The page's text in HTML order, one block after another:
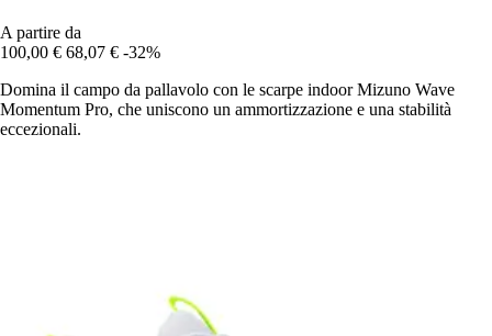
A partire da
100,00 € 68,07 € -32%
Domina il campo da pallavolo con le scarpe indoor Mizuno Wave
Momentum Pro, che uniscono un ammortizzazione e una stabilità
eccezionali.